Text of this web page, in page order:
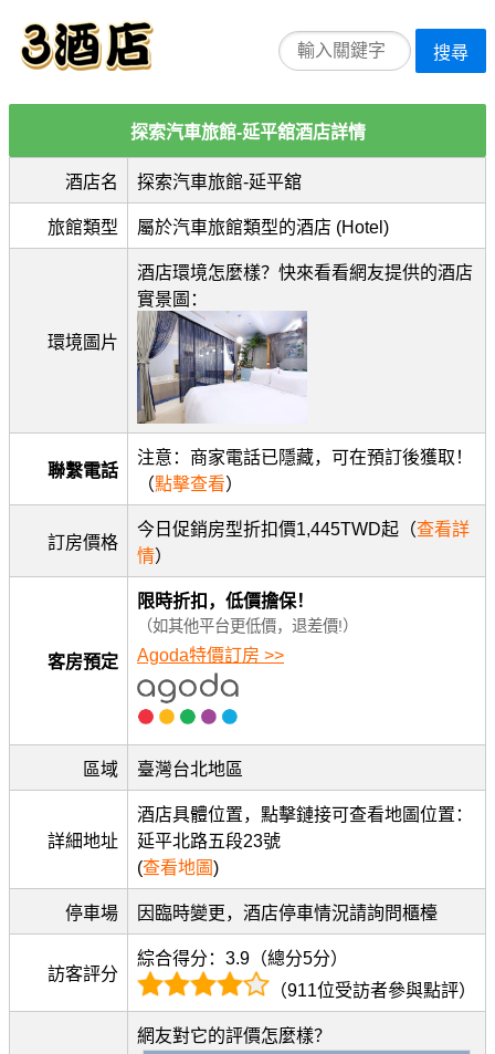
搜尋
探索汽車旅館-延平舘酒店詳情
酒店名 探索汽車旅館-延平舘
旅館類型 屬於汽車旅館類型的酒店 (Hotel)
環境圖片
酒店環境怎麼樣？快來看看網友提供的酒店
實景圖：
聯繫電話
注意：商家電話已隱藏，可在預訂後獲取！
（點擊查看）
訂房價格
今日促銷房型折扣價1,445TWD起（查看詳
情）
客房預定
限時折扣，低價擔保！
（如其他平台更低價，退差價!）
Agoda特價訂房 >>
區域 臺灣台北地區
詳細地址
酒店具體位置，點擊鏈接可查看地圖位置：
延平北路五段23號
(查看地圖)
停車場 因臨時變更，酒店停車情況請詢問櫃檯
訪客評分
綜合得分：3.9（總分5分）
（911位受訪者參與點評）
網友對它的評價怎麼樣？